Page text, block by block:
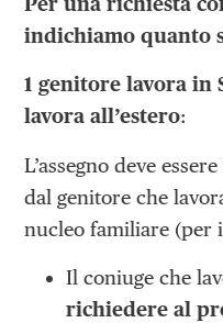
indichiamo quanto
1 genitore lavora in
lavora all’estero:
L’assegno deve
dal genitore che
nucleo familiare (per
Il coniuge che
richiedere al